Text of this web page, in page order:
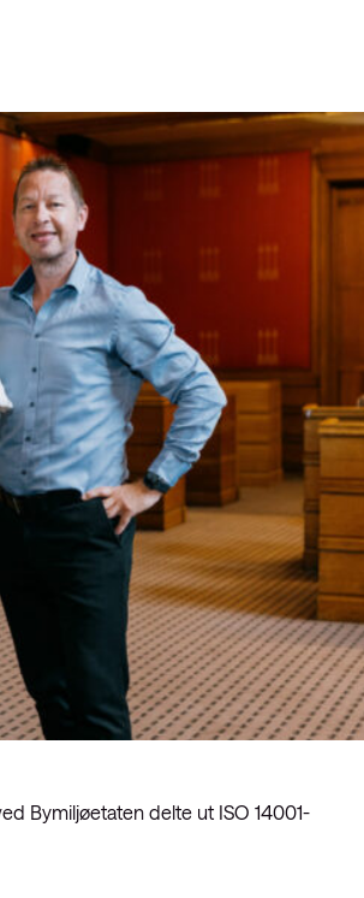
Bymiljøetaten delte ut ISO 14001-